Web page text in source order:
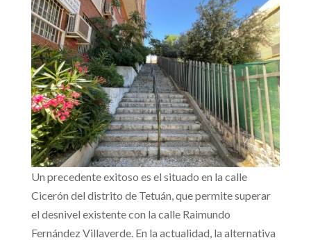
Un precedente exitoso es el situado en la calle
Cicerón del distrito de Tetuán, que permite superar
el desnivel existente con la calle Raimundo
Fernández Villaverde. En la actualidad, la alternativa